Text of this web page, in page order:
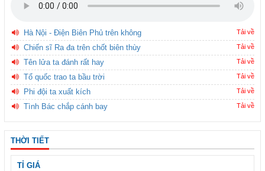
Hà Nội - Điện Biên Phủ trên không Tải về
Chiến sĩ Ra đa trên chốt biên thùy Tải về
Tên lửa ta đánh rất hay Tải về
Tổ quốc trao ta bầu trời Tải về
Phi đội ta xuất kích Tải về
Tình Bác chắp cánh bay Tải về
THỜI TIẾT
TỈ GIÁ